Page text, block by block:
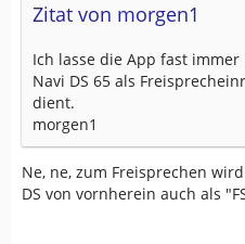
Zitat von morgen1
Ich lasse die App fast
Navi DS 65 als
dient.
morgen1
Ne, ne, zum Freisprechen
DS von vornherein auch als